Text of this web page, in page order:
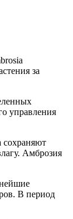
за
управления
сохраняют
Амброзия
В период